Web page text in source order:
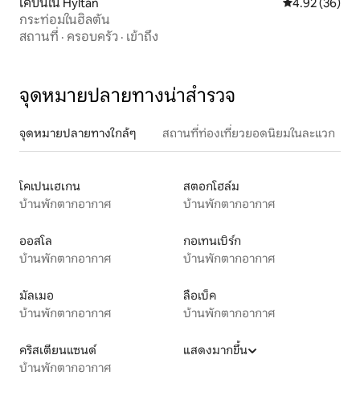
กระท่อมในฮิลตัน
สถานที่ · ครอบครัว · เข้าถึง
จุดหมายปลายทางน่าสำรวจ
จุดหมายปลายทางใกล้ๆ สถานที่ท่องเที่ยวยอดนิยมในละแวก
โคเปนเฮเกน
บ้านพักตากอากาศ
สตอกโฮล์ม
บ้านพักตากอากาศ
ออสโล
บ้านพักตากอากาศ
กอเทนเบิร์ก
บ้านพักตากอากาศ
มัลเมอ
บ้านพักตากอากาศ
ลือเบ็ค
บ้านพักตากอากาศ
คริสเตียนแซนด์
บ้านพักตากอากาศ
แสดงมากขึ้น